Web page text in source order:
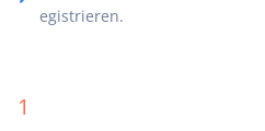
egistrieren.
1